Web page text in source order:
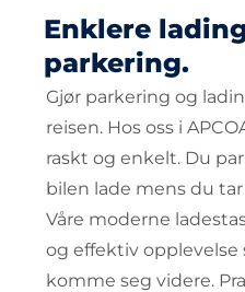
Enklere
parkering.
Gjør parkering og
reisen. Hos oss i
raskt og enkelt. Du
bilen lade mens du
Våre moderne
og effektiv opplevelse
komme seg videre.